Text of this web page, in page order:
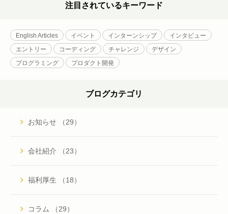
注目されているキーワード
English Articles イベント インターンシップ
インタビュー
エントリー
コーディング チャレンジ
デザイン
プログラミング
プロダクト開発
ブログカテゴリ
お知らせ （29）
会社紹介 （23）
福利厚生 （18）
コラム （29）